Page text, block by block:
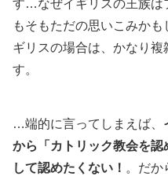
す…なぜイギリスの王族は
もそもただの思いこみか
ギリスの場合は、かなり
す。
…端的に言ってしまえば、
から「カトリック教会を
して認めたくない！ 。だか